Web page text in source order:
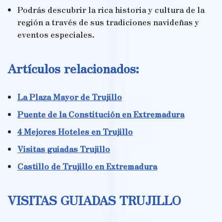
Podrás descubrir la rica historia y cultura de la
región a través de sus tradiciones navideñas y
eventos especiales.
Artículos relacionados:
La Plaza Mayor de Trujillo
Puente de la Constitución en Extremadura
4 Mejores Hoteles en Trujillo
Visitas guiadas Trujillo
Castillo de Trujillo en Extremadura
VISITAS GUIADAS TRUJILLO